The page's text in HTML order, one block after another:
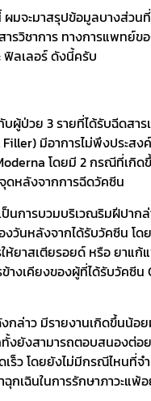
มจะมาสรุปข้อมูลบางส่วน
ารวิชาการ ทางการแพทย์ข
ฟิลเลอร์ ดังนี้ครับ
บผู้ป่วย 3 รายที่ได้รับฉีดสา
มีอาการไม่พึงประสง
โดยมี 2 กรณีที่เกิ
ดหลังจากการฉีดวัคซีน
ป็นการบวมบริเวณริมฝีปาก
งวันหลังจากได้รับวัคซีน โ
ห้ยาสเตียรอยด์ หรือ ยาแก้
างเคียงของผู้ที่ได้รับวัคซีน
กล่าว มีรายงานเกิดขึ้นน้อ
งยังสามารถตอบสนองต่อ
ร็ว โดยยังไม่มีกรณีไหนที่จ
กเฉินในการรักษาภาวะแพ้